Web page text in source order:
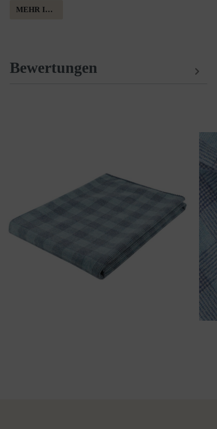
MEHR INFORMATION ÜBER MERINOWOLLE
Bewertungen